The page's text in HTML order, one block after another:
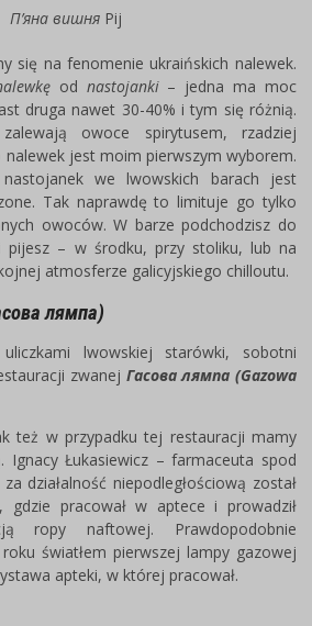
П’яна вишня Pij
się na fenomenie ukraińskich nalewek.
od nastojanki– jedna ma moc
druga nawet 30-40% i tym się różnią.
owoce spirytusem, rzadziej
jest moim pierwszym wyborem.
we lwowskich barach jest
Tak naprawdę to limituje go tylko
owoców. W barze podchodzisz do
pijesz – w środku, przy stoliku, lub na
atmosferze galicyjskiego chilloutu.
лямпа)
lwowskiej starówki, sobotni
zwanej Гасова лямпа (Gazowa
też w przypadku tej restauracji mamy
Ignacy Łukasiewicz – farmaceuta spod
działalność niepodległościową został
gdzie pracował w aptece i prowadził
ropy naftowej. Prawdopodobnie
światłem pierwszej lampy gazowej
apteki, w której pracował.